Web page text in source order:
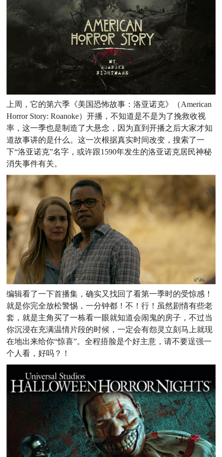
上周，它的第六季《美国恐怖故事：洛亚诺克》（American
Horror Story: Roanoke）开播，不知道是不是为了挽救收视
率，这一季也是制造了大悬念，因为直到开播之后大家才知
道故事讲的是什么。这一次根据真实时间改变，搜索了一
下“洛亚诺克”名字，或许跟1590年发生的洛亚诺克居民神秘
消失事件有关。
编辑看了一下首播集，确实又找回了看第一季时的受惊感！
就是你完全放松警惕，一分钟都！不！行！虽然剧情有些老
套，就是主角买了一栋看一眼就知道会闹鬼的房子，不过当
你沉浸在充满温情片段的时候，一定会有怨灵立刻马上就现
在地出来给你“惊喜”。全程捂脸是个好主意，请不要逞强一
个人看，好吗？！